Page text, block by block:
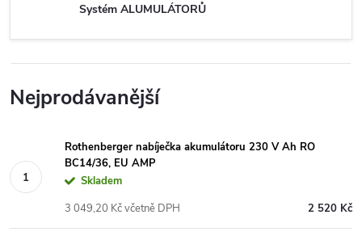
Systém ALUMULÁTORŮ
Nejprodávanější
Rothenberger nabíječka akumulátoru 230 V Ah RO
BC14/36, EU AMP
Skladem
2 520 Kč
3 049,20 Kč včetně DPH